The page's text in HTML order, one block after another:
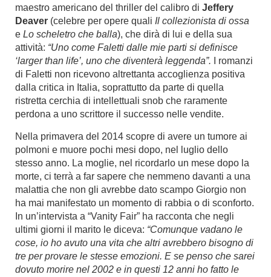
maestro americano del thriller del calibro di Jeffery
Deaver (celebre per opere quali Il collezionista di ossa
e Lo scheletro che balla), che dirà di lui e della sua
attività: “Uno come Faletti dalle mie parti si definisce
‘larger than life’, uno che diventerà leggenda”. I romanzi
di Faletti non ricevono altrettanta accoglienza positiva
dalla critica in Italia, soprattutto da parte di quella
ristretta cerchia di intellettuali snob che raramente
perdona a uno scrittore il successo nelle vendite.
Nella primavera del 2014 scopre di avere un tumore ai
polmoni e muore pochi mesi dopo, nel luglio dello
stesso anno. La moglie, nel ricordarlo un mese dopo la
morte, ci terrà a far sapere che nemmeno davanti a una
malattia che non gli avrebbe dato scampo Giorgio non
ha mai manifestato un momento di rabbia o di sconforto.
In un’intervista a “Vanity Fair” ha racconta che negli
ultimi giorni il marito le diceva: “Comunque vadano le
cose, io ho avuto una vita che altri avrebbero bisogno di
tre per provare le stesse emozioni. E se penso che sarei
dovuto morire nel 2002 e in questi 12 anni ho fatto le